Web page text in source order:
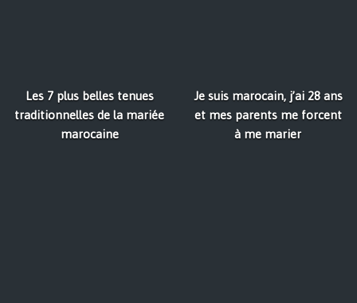
Les 7 plus belles tenues
traditionnelles de la mariée
marocaine
Je suis marocain, j’ai 28 ans
et mes parents me forcent
à me marier